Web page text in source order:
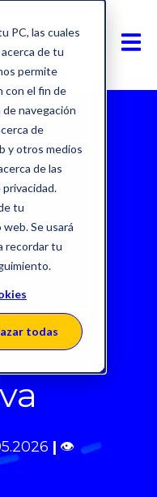
PC, las cuales
de tu
permite
con el fin de
navegación
de
y otros medios
de las
tu
Se usará
recordar tu
todas
| 👁